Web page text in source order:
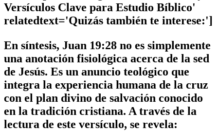
Versículos Clave para Estudio Bíblico'
relatedtext='Quizás también te interese:']
En síntesis, Juan 19:28 no es simplemente
una anotación fisiológica acerca de la sed
de Jesús. Es un anuncio teológico que
integra la experiencia humana de la cruz
con el plan divino de salvación conocido
en la tradición cristiana. A través de la
lectura de este versículo, se revela: